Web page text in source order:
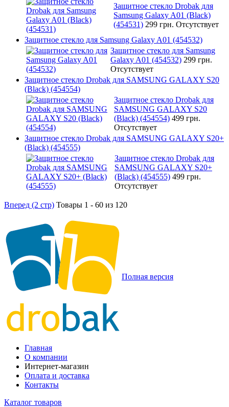
Защитное стекло Drobak для
Samsung Galaxy A01 (Black)
(454531) 299 грн. Отсутствует
Защитное стекло для Samsung Galaxy A01 (454532)
Защитное стекло для Samsung
Galaxy A01 (454532) 299 грн.
Отсутствует
Защитное стекло Drobak для SAMSUNG GALAXY S20
(Black) (454554)
Защитное стекло Drobak для
SAMSUNG GALAXY S20
(Black) (454554) 499 грн.
Отсутствует
Защитное стекло Drobak для SAMSUNG GALAXY S20+
(Black) (454555)
Защитное стекло Drobak для
SAMSUNG GALAXY S20+
(Black) (454555) 499 грн.
Отсутствует
Вперед (2 стр) Товары 1 - 60 из 120
Полная версия
Главная
О компании
Интернет-магазин
Оплата и доставка
Контакты
Каталог товаров